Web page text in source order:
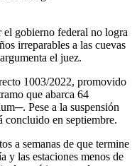
gobierno federal no logra
irreparables a las cuevas
el juez.
1003/2022, promovido
que abarca 64
Pese a la suspensión
concluido en septiembre.
a semanas de que termine
y las estaciones menos de